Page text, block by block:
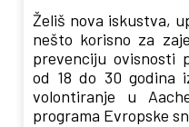
Želiš nova iskustva,
nešto korisno za
prevenciju ovisnosti
od 18 do 30 godina
volontiranje u
programa Evropske